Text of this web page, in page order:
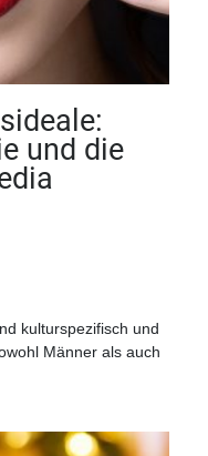
und die
kulturspezifisch und
Männer als auch